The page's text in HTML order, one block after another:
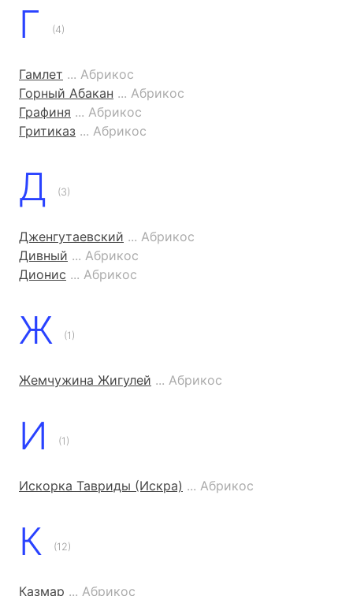
Г (4)
Гамлет ... Абрикос
Горный Абакан ... Абрикос
Графиня ... Абрикос
Гритиказ ... Абрикос
Д (3)
Дженгутаевский ... Абрикос
Дивный ... Абрикос
Дионис ... Абрикос
Ж (1)
Жемчужина Жигулей ... Абрикос
И (1)
Искорка Тавриды (Искра) ... Абрикос
К (12)
Казмар ... Абрикос